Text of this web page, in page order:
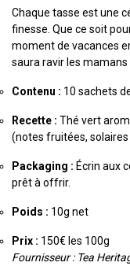
Chaque tasse est une
finesse. Que ce soit
moment de vacances
saura ravir les
Contenu : 10 sachets
Recette : Thé vert
(notes fruitées,
Packaging : Écrin aux
prêt à offrir.
Poids : 10g net
Prix : 150€ les 100g
Fournisseur : Tea